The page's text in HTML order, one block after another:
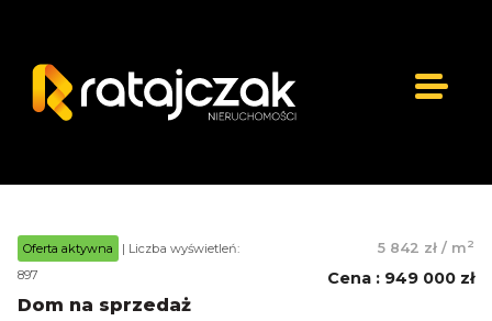
Oferta aktywna
| Liczba wyświetleń:
897
Dom na sprzedaż
5 842 zł / m2
Cena : 949 000 zł